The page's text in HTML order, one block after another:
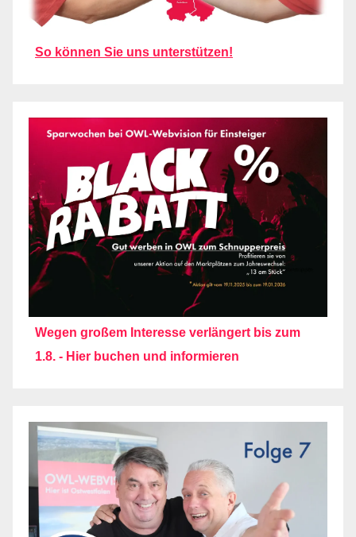
So können Sie uns unterstützen!
Wegen großem Interesse verlängert bis zum
1.8. - Hier buchen und informieren